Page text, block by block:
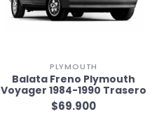
PLYMOUTH
Balata Freno Plymouth
Voyager 1984-1990 Trasero
$69.900